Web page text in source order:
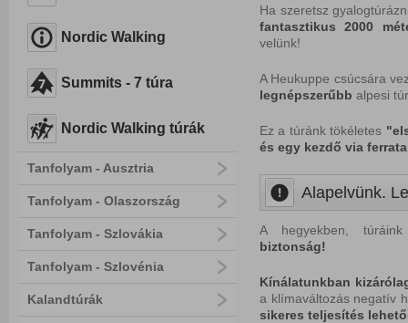
Nordic Walking
Summits - 7 túra
Nordic Walking túrák
Tanfolyam - Ausztria
Tanfolyam - Olaszország
Tanfolyam - Szlovákia
Tanfolyam - Szlovénia
Kalandtúrák
Ha szeretsz
fantasztikus
2000
velünk!
A Heukuppe csúcsára
legnépszerűbb alpesi
Ez a túránk tökéletes
és egy kezdő via
Alapelvünk.
A hegyekben,
biztonság!
Kínálatunkban
a klímaváltozás negatív
sikeres teljesítés